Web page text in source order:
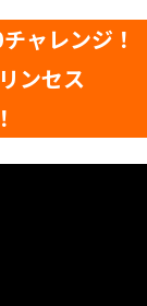
ャレンジ！
ンセス